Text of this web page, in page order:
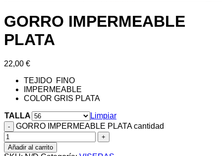
GORRO IMPERMEABLE
PLATA
22,00 €
TEJIDO FINO
IMPERMEABLE
COLOR GRIS PLATA
TALLA
Limpiar
GORRO IMPERMEABLE PLATA cantidad
Añadir al carrito